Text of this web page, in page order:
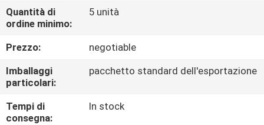
CONTROLLO
DI
QUALITÀ
CONTATTICI
Quantità di
ordine minimo:
5 unità
Prezzo:
negotiable
Imballaggi
particolari:
pacchetto standard dell'esportazione
Tempi di
consegna:
In stock